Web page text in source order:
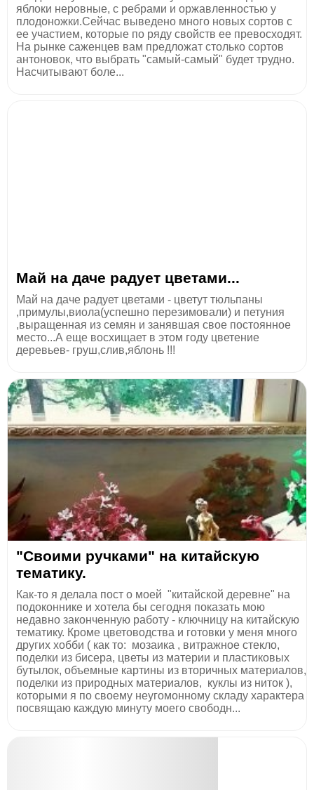
яблоки неровные, с ребрами и оржавленностью у
плодоножки.Сейчас выведено много новых сортов с
ее участием, которые по ряду свойств ее превосходят.
На рынке саженцев вам предложат столько сортов
антоновок, что выбрать "самый-самый" будет трудно.
Насчитывают боле...
Май на даче радует цветами...
Май на даче радует цветами - цветут тюльпаны
,примулы,виола(успешно перезимовали) и петуния
,выращенная из семян и занявшая свое постоянное
место...А еще восхищает в этом году цветение
деревьев- груш,слив,яблонь !!!
"Своими ручками" на китайскую
тематику.
Как-то я делала пост о моей "китайской деревне" на
подоконнике и хотела бы сегодня показать мою
недавно законченную работу - ключницу на китайскую
тематику. Кроме цветоводства и готовки у меня много
других хобби ( как то: мозаика , витражное стекло,
поделки из бисера, цветы из материи и пластиковых
бутылок, объемные картины из вторичных материалов,
поделки из природных материалов, куклы из ниток ),
которыми я по своему неугомонному складу характера
посвящаю каждую минуту моего свободн...